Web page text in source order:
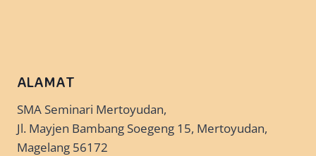
ALAMAT
SMA Seminari Mertoyudan,
Jl. Mayjen Bambang Soegeng 15, Mertoyudan,
Magelang 56172